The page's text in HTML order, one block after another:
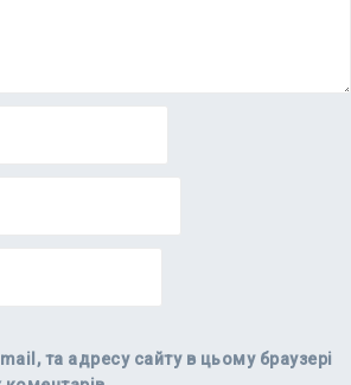
та адресу сайту в цьому браузері